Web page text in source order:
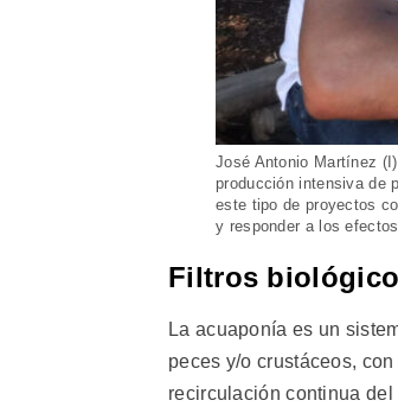
José Antonio Martínez
producción intensiva de
este tipo de proyectos
y responder a los
Filtros
La acuaponía es un
peces y/o crustáceos,
recirculación continua del